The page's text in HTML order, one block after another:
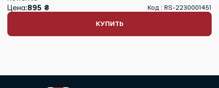
Цена:895 ₴ Код : RS-2230001451
КУПИТЬ